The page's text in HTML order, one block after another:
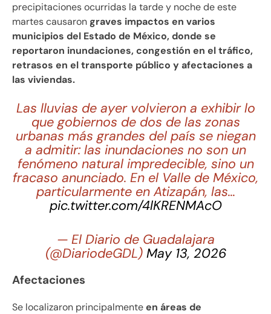
precipitaciones ocurridas la tarde y noche de este
martes causaron graves impactos en varios
municipios del Estado de México, donde se
reportaron inundaciones, congestión en el tráfico,
retrasos en el transporte público y afectaciones a
las viviendas.
Las lluvias de ayer volvieron a exhibir lo
que gobiernos de dos de las zonas
urbanas más grandes del país se niegan
a admitir: las inundaciones no son un
fenómeno natural impredecible, sino un
fracaso anunciado. En el Valle de México,
particularmente en Atizapán, las…
pic.twitter.com/4lKRENMAcO
— El Diario de Guadalajara
(@DiariodeGDL) May 13, 2026
Afectaciones
Se localizaron principalmenteen áreas de